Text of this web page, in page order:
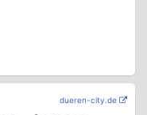
dueren-city.de